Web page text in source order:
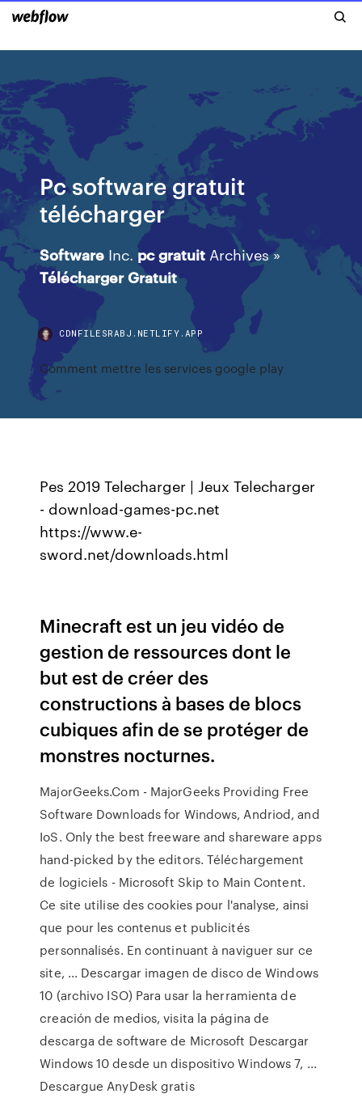
Pc software gratuit
télécharger
Software Inc.pc gratuit Archives »
Télécharger Gratuit
CDNFILESRABJ.NETLIFY.APP
Comment mettre les services google play
Pes 2019 Telecharger | Jeux Telecharger
- download-games-pc.net
https://www.e-
sword.net/downloads.html
Minecraft est un jeu vidéo de
gestion de ressources dont le
but est de créer des
constructions à bases de blocs
cubiques afin de se protéger de
monstres nocturnes.
MajorGeeks.Com - MajorGeeks Providing Free
Software Downloads for Windows, Andriod, and
IoS. Only the best freeware and shareware apps
hand-picked by the editors. Téléchargement
de logiciels - Microsoft Skip to Main Content.
Ce site utilise des cookies pour l'analyse, ainsi
que pour les contenus et publicités
personnalisés. En continuant à naviguer sur ce
site, ... Descargar imagen de disco de Windows
10 (archivo ISO) Para usar la herramienta de
creación de medios, visita la página de
descarga de software de Microsoft Descargar
Windows 10 desde un dispositivo Windows 7, ...
Descargue AnyDesk gratis